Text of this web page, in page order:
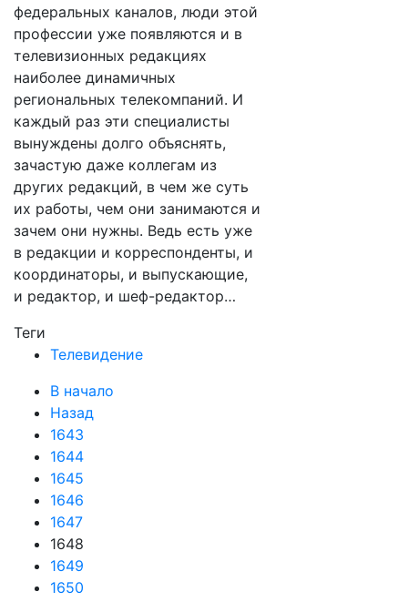
федеральных каналов, люди этой
профессии уже появляются и в
телевизионных редакциях
наиболее динамичных
региональных телекомпаний. И
каждый раз эти специалисты
вынуждены долго объяснять,
зачастую даже коллегам из
других редакций, в чем же суть
их работы, чем они занимаются и
зачем они нужны. Ведь есть уже
в редакции и корреспонденты, и
координаторы, и выпускающие,
и редактор, и шеф-редактор…
Теги
Телевидение
В начало
Назад
1643
1644
1645
1646
1647
1648
1649
1650